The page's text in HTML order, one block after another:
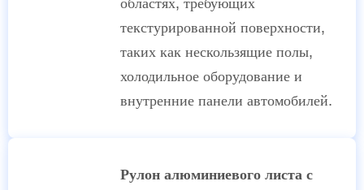
областях, требующих
текстурированной поверхности,
таких как нескользящие полы,
холодильное оборудование и
внутренние панели автомобилей.
Рулон алюминиевого листа с